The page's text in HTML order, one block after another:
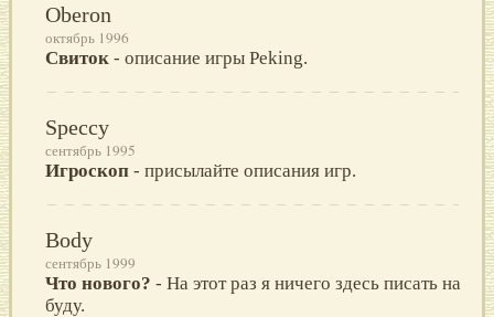
Oberon
октябрь 1996
Свиток - описание игры Peking.
Speccy
сентябрь 1995
Игроскоп - присылайте описания игр.
Body
сентябрь 1999
Что нового? - Hа этот pаз я ничего здесь писать на
буду.